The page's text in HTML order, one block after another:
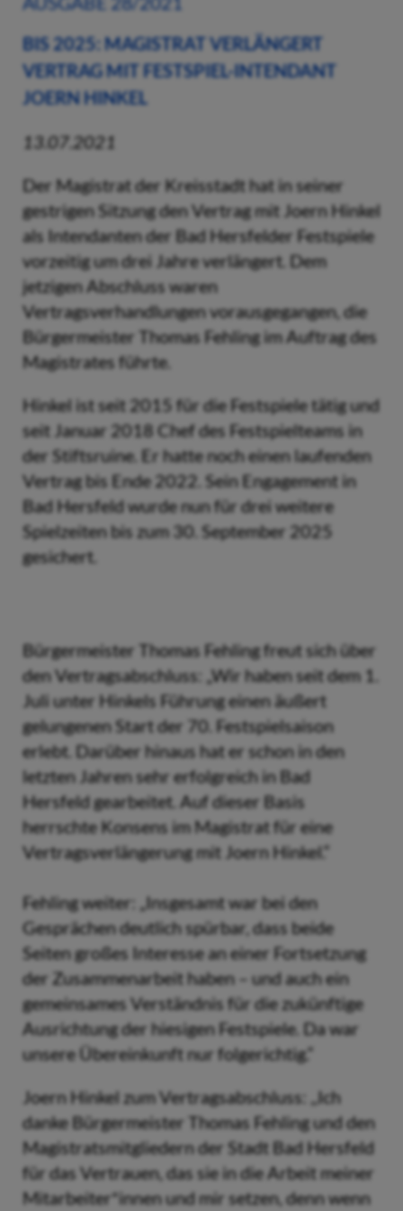
BIS 2025: MAGISTRAT VERLÄNGERT
VERTRAG MIT FESTSPIEL-INTENDANT
JOERN HINKEL
13.07.2021
Der Magistrat der Kreisstadt hat in seiner
gestrigen Sitzung den Vertrag mit Joern Hinkel
als Intendanten der Bad Hersfelder Festspiele
vorzeitig um drei Jahre verlängert. Dem
jetzigen Abschluss waren
Vertragsverhandlungen vorausgegangen, die
Bürgermeister Thomas Fehling im Auftrag des
Magistrates führte.
Hinkel ist seit 2015 für die Festspiele tätig und
seit Januar 2018 Chef des Festspielteams in
der Stiftsruine. Er hatte noch einen laufenden
Vertrag bis Ende 2022. Sein Engagement in
Bad Hersfeld wurde nun für drei weitere
Spielzeiten bis zum 30. September 2025
gesichert.
Bürgermeister Thomas Fehling freut sich über
den Vertragsabschluss: „Wir haben seit dem 1.
Juli unter Hinkels Führung einen äußert
gelungenen Start der 70. Festspielsaison
erlebt. Darüber hinaus hat er schon in den
letzten Jahren sehr erfolgreich in Bad
Hersfeld gearbeitet. Auf dieser Basis
herrschte Konsens im Magistrat für eine
Vertragsverlängerung mit Joern Hinkel.“
Fehling weiter: „Insgesamt war bei den
Gesprächen deutlich spürbar, dass beide
Seiten großes Interesse an einer Fortsetzung
der Zusammenarbeit haben – und auch ein
gemeinsames Verständnis für die zukünftige
Ausrichtung der hiesigen Festspiele. Da war
unsere Übereinkunft nur folgerichtig.“
Joern Hinkel zum Vertragsabschluss: ,,Ich
danke Bürgermeister Thomas Fehling und den
Magistratsmitgliedern der Stadt Bad Hersfeld
für das Vertrauen, das sie in die Arbeit meiner
Mitarbeiter*innen und mir setzen, denn wenn